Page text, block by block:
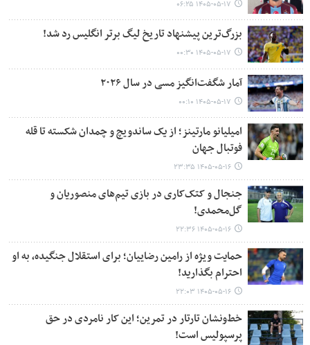
۱۴۰۵-۰۵-۱۷ ۰۶:۲۵
بزرگ‌ترین پیشنهاد تاریخ لیگ برتر انگلیس رد شد!
۱۴۰۵-۰۵-۱۷ ۰۰:۳۰
آمار شگفت‌انگیز مسی در سال ۲۰۲۶
۱۴۰۵-۰۵-۱۷ ۰۰:۱۰
امیلیانو مارتینز؛ از یک ساندویچ و چمدان شکسته تا قله
فوتبال جهان
۱۴۰۵-۰۵-۱۶ ۲۳:۳۵
جنجال و کتک‌کاری در بازی تیم‌های منصوریان و
گل‌محمدی!
۱۴۰۵-۰۵-۱۶ ۲۲:۳۶
حمایت ویژه از رامین رضاییان؛ برای استقلال جنگیده، به او
احترام بگذارید!
۱۴۰۵-۰۵-۱۶ ۲۲:۰۳
خط‌ونشان تارتار در تمرین؛ این کار نامردی در حق
پرسپولیس است!